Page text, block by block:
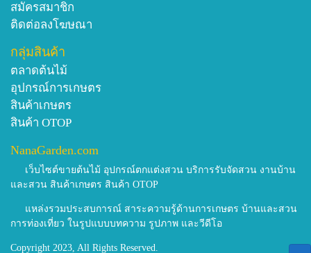
Thai flowers suppliers
Thai flower supplier
Thai plants suppliers
Thai plants manufacturers
Thai flower wholesalers
Thai plants wholesalers
Thai flower exporter
Thai tree suppliers
exporters of flower from Thailand
exporters of plant from Thailand
exporters of tree from Thailand
สมัครสมาชิก
ติดต่อลงโฆษณา
กลุ่มสินค้า
ตลาดต้นไม้
อุปกรณ์การเกษตร
สินค้าเกษตร
สินค้า OTOP
NanaGarden.com
เว็บไซต์ขายต้นไม้ อุปกรณ์ตกแต่งสวน บริการรับจัดสวน งานบ้าน
และสวน สินค้าเกษตร สินค้า OTOP
แหล่งรวมประสบการณ์ สาระความรู้ด้านการเกษตร บ้านและสวน
การท่องเที่ยว ในรูปแบบบทความ รูปภาพ และวีดีโอ
Copyright 2023, All Rights Reserved.